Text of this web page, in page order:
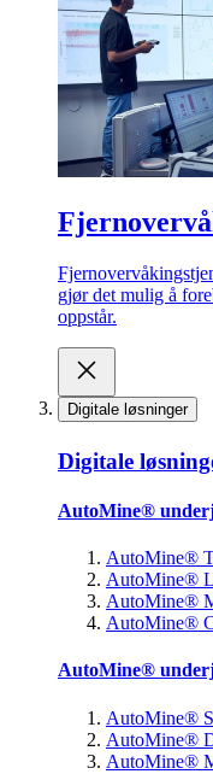
gjør det mulig å
oppstår.
Digitale løsninger
Digitale
AutoMine®
AutoMine®
AutoMine®
AutoMine®
AutoMine®
AutoMine®
AutoMine®
AutoMine®
AutoMine®